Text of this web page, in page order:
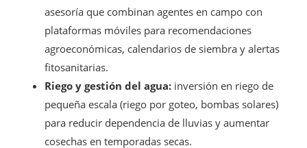
asesoría que combinan agentes en campo con
plataformas móviles para recomendaciones
agroeconómicas, calendarios de siembra y alertas
fitosanitarias.
Riego y gestión del agua: inversión en riego de
pequeña escala (riego por goteo, bombas solares)
para reducir dependencia de lluvias y aumentar
cosechas en temporadas secas.